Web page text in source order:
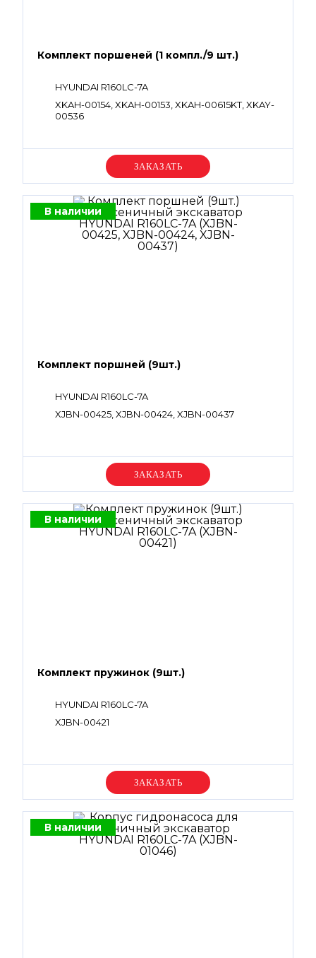
Комплект поршеней (1 компл./9 шт.)
HYUNDAI R160LC-7A
XKAH-00154, XKAH-00153, XKAH-00615KT, XKAY-
00536
Уточняйте цену
В наличии
Комплект поршней (9шт.)
HYUNDAI R160LC-7A
XJBN-00425, XJBN-00424, XJBN-00437
Уточняйте цену
В наличии
Комплект пружинок (9шт.)
HYUNDAI R160LC-7A
XJBN-00421
Уточняйте цену
В наличии